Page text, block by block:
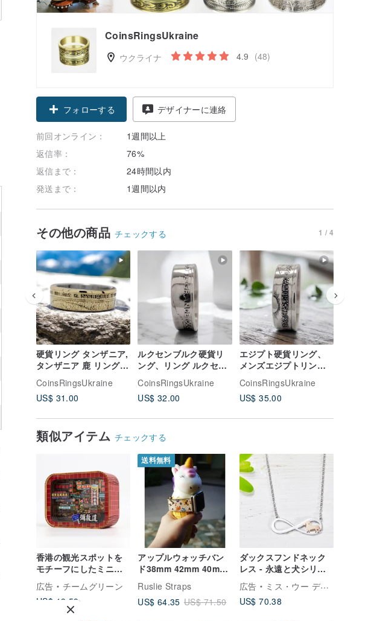
CoinsRingsUkraine
ウクライナ 4.9 (48)
フォローする デザイナーに連絡
前回オンライン：
1週間以上
返信率：
76%
返信まで：
24時間以内
発送まで：
1週間以内
その他の商品 チェックする 1 / 4
硬貨リング タンザニア,
タンザニア 鹿 リング,
タンザニア お金 リン
グ, タンザニア リング
CoinsRingsUkraine
US$ 31.00
ルクセンブルク硬貨リ
ング、リング ルクセン
ブルク硬貨、ルクセン
ブルク硬貨リング メン
ズ、コインリング
CoinsRingsUkraine
US$ 32.00
エジプト硬貨リング、
メンズエジプトリン
グ、エジプトからのリ
ング、レディースエジ
プトリング、エジプト
CoinsRingsUkraine
US$ 35.00
類似アイテム チェックする
香港の観光スポットを
モチーフにしたミニチ
ュアライト - ネイザン
ロード | クリエイティ
ブ雑貨 | 香港 | 香港ら
広告
チームグリーン
US$ 19.59
送料無料
アップルウォッチバン
ド38mm 42mm 40mm
44mm HandStitched
Handmade
Ruslie Straps
US$ 64.35 US$ 71.50
ダックスフンドネック
レス - 永遠と犬シリー
ズ - 抗アレルギー医療
用ステンレス
広告
ミス・ウー デザイン | Miss Wu Design
US$ 70.38